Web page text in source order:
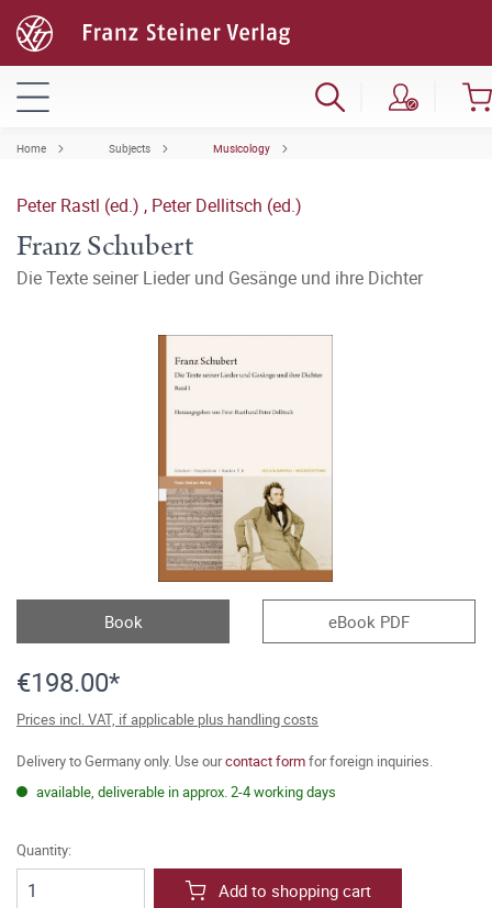
Home Subjects Musicology
Peter Rastl (ed.) , Peter Dellitsch (ed.)
Franz Schubert
Die Texte seiner Lieder und Gesänge und ihre Dichter
Book eBook PDF
€198.00*
Prices incl. VAT, if applicable plus handling costs
Delivery to Germany only. Use ourcontact formfor foreign inquiries.
available, deliverable in approx. 2-4 working days
Quantity:
Add to shopping cart